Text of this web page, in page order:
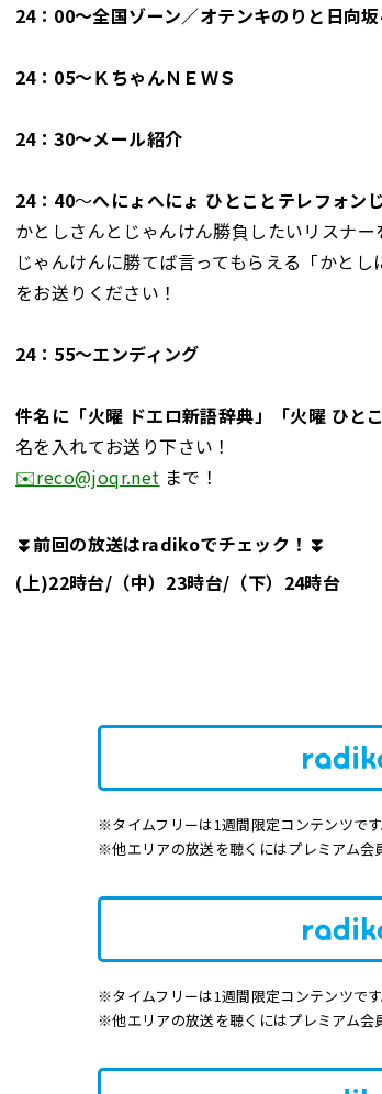
24： 00～全国ゾーン／オテンキのりと日向
24： 05～ＫちゃんＮＥＷＳ
24：30～メール紹介
24：40～へにょへにょ ひとことテレフォン
かとしさんとじゃんけん勝負したいリスナ
じゃんけんに勝てば言ってもらえる「かと
をお送りください！
24：55～エンディング
件名に「火曜 ドエロ新語辞典」「火曜 ひと
名を入れてお送り下さい！
✉️reco@joqr.net まで！
⏬前回の放送はradikoでチェック！⏬
(上)22時台/（中）23時台/（下）24時台
※タイムフリーは1週間限定コンテンツです
※他エリアの放送を聴くにはプレミアム会
※タイムフリーは1週間限定コンテンツです
※他エリアの放送を聴くにはプレミアム会